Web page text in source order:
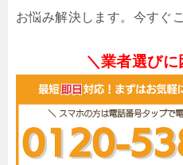
お悩み解決します。今すぐ
＼業者選び